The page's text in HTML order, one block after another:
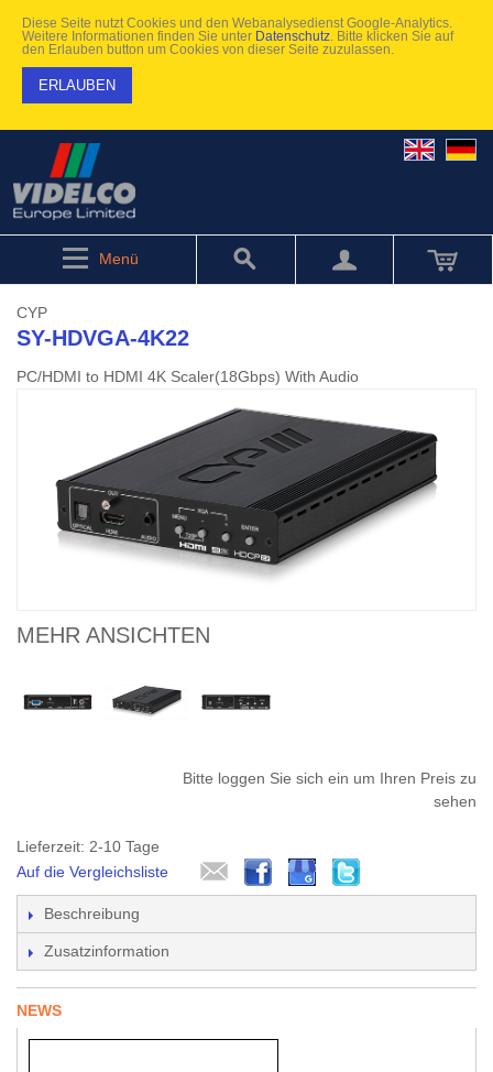
Diese Seite nutzt Cookies und den Webanalysedienst Google-Analytics.
Weitere Informationen finden Sie unter Datenschutz . Bitte klicken Sie auf
den Erlauben button um Cookies von dieser Seite zuzulassen.
ERLAUBEN
Menü
CYP
SY-HDVGA-4K22
PC/HDMI to HDMI 4K Scaler(18Gbps) With Audio
MEHR ANSICHTEN
Bitte loggen Sie sich ein um Ihren Preis zu
sehen
Lieferzeit: 2-10 Tage
Auf die Vergleichsliste
Beschreibung
Zusatzinformation
NEWS